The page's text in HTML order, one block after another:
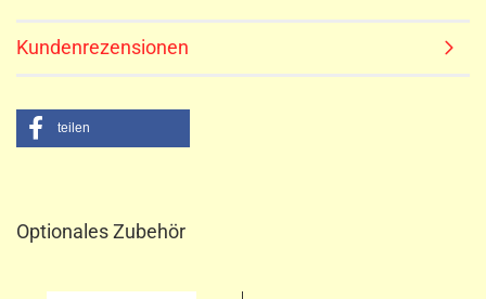
Kundenrezensionen
teilen
Optionales Zubehör